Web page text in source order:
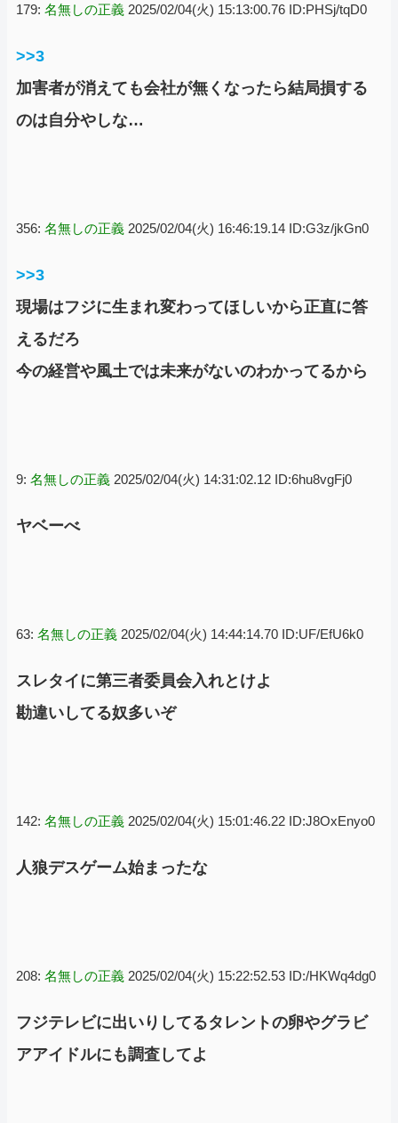
179: 名無しの正義 2025/02/04(火) 15:13:00.76 ID:PHSj/tqD0
>>3
加害者が消えても会社が無くなったら結局損する
のは自分やしな…
356: 名無しの正義 2025/02/04(火) 16:46:19.14 ID:G3z/jkGn0
>>3
現場はフジに生まれ変わってほしいから正直に答
えるだろ
今の経営や風土では未来がないのわかってるから
9: 名無しの正義 2025/02/04(火) 14:31:02.12 ID:6hu8vgFj0
ヤベーべ
63: 名無しの正義 2025/02/04(火) 14:44:14.70 ID:UF/EfU6k0
スレタイに第三者委員会入れとけよ
勘違いしてる奴多いぞ
142: 名無しの正義 2025/02/04(火) 15:01:46.22 ID:J8OxEnyo0
人狼デスゲーム始まったな
208: 名無しの正義 2025/02/04(火) 15:22:52.53 ID:/HKWq4dg0
フジテレビに出いりしてるタレントの卵やグラビ
アアイドルにも調査してよ